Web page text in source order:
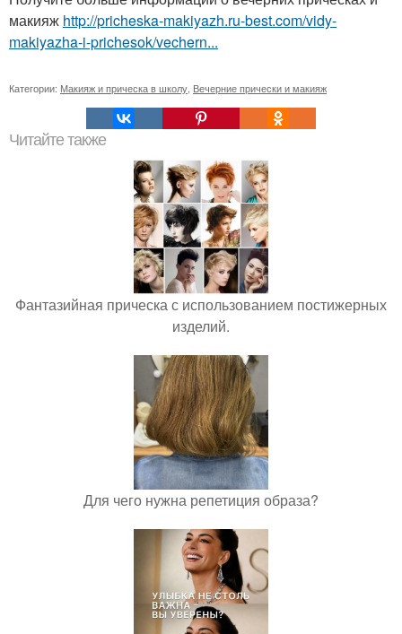
макияж http://pricheska-makiyazh.ru-best.com/vidy-
makiyazha-i-prichesok/vechern...
Категории: Макияж и прическа в школу Вечерние прически и макияж
Читайте также
Фантазийная прическа с использованием постижерных
изделий.
Для чего нужна репетиция образа?